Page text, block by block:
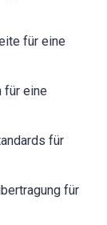
für eine
für eine
für
für